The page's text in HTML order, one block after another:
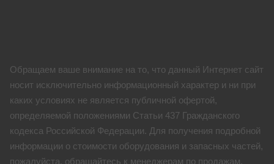
Обращаем ваше внимание на то, что данный Интернет сайт
носит исключительно информационный характер и ни при
каких условиях не является публичной офертой,
определяемой положениями Статьи 437 Гражданского
кодекса Российской Федерации. Для получения подробной
информации о стоимости оборудования и запасных частей,
пожалуйста, обращайтесь к менеджерам по продажам.